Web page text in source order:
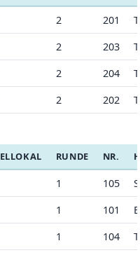
2 201
2 203
2 204
2 202
RUNDE NR.
1 105
1 101
1 104